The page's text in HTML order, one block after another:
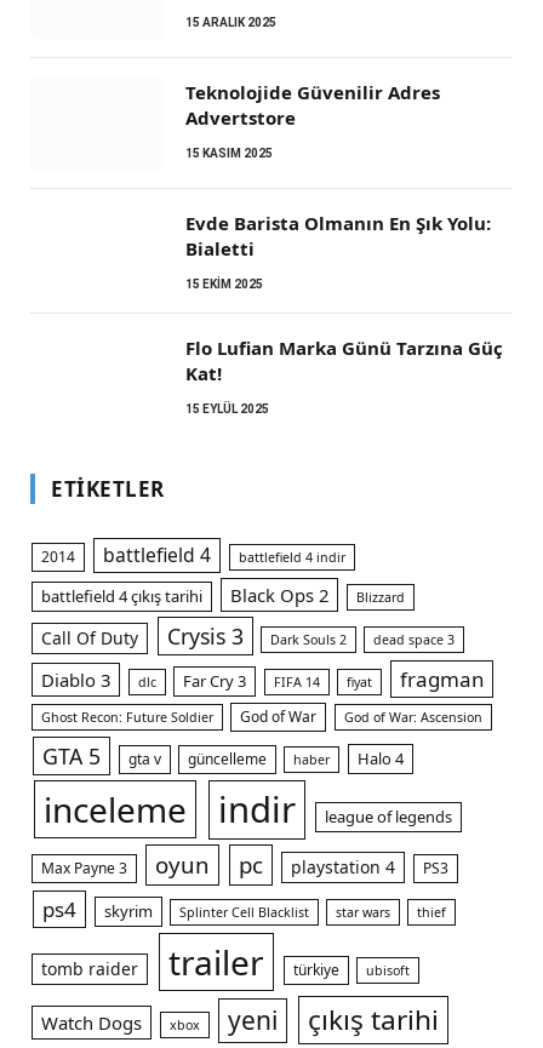
15 ARALIK 2025
Teknolojide Güvenilir Adres
Advertstore
15 KASIM 2025
Evde Barista Olmanın En Şık Yolu:
Bialetti
15 EKIM 2025
Flo Lufian Marka Günü Tarzına Güç
Kat!
15 EYLÜL 2025
ETIKETLER
2014 battlefield 4 battlefield 4 indir
battlefield 4 çıkış tarihi Black Ops 2 Blizzard
Call Of Duty Crysis 3 Dark Souls 2 dead space 3
Diablo 3 dlc Far Cry 3 FIFA 14 fiyat fragman
Ghost Recon: Future Soldier God of War God of War: Ascension
GTA 5 gta v güncelleme haber Halo 4
inceleme indir league of legends
Max Payne 3 oyun pc playstation 4 PS3
ps4 skyrim Splinter Cell Blacklist star wars thief
tomb raider trailer türkiye ubisoft
Watch Dogs xbox yeni çıkış tarihi